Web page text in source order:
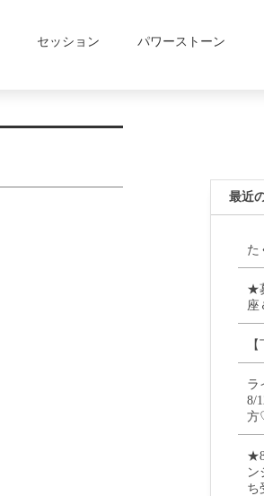
セッション パワーストーン
最近
た
★
座
ラ
8/
ン
ち